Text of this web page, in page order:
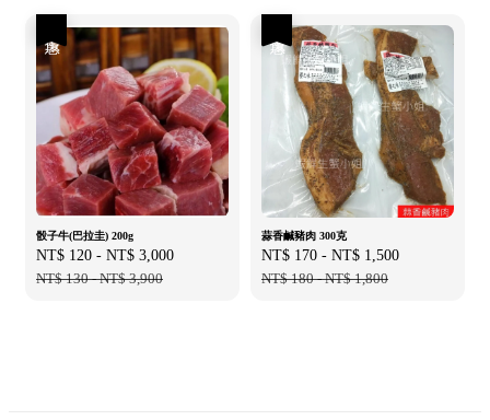
骰子牛(巴拉圭) 200g
Sale
price
NT$ 120 - NT$ 3,000
NT$ 130-NT$ 3,900
蒜香鹹豬肉 300克
Sale
price
NT$ 170 - NT$ 1,500
NT$ 180-NT$ 1,800